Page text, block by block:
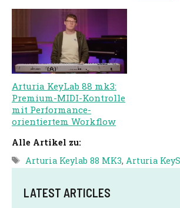
Arturia KeyLab 88 mk3:
Premium-MIDI-Kontrolle
mit Performance-
orientiertem Workflow
Alle Artikel zu:
Tags
Arturia Keylab 88 MK3, Arturia
LATEST ARTICLES